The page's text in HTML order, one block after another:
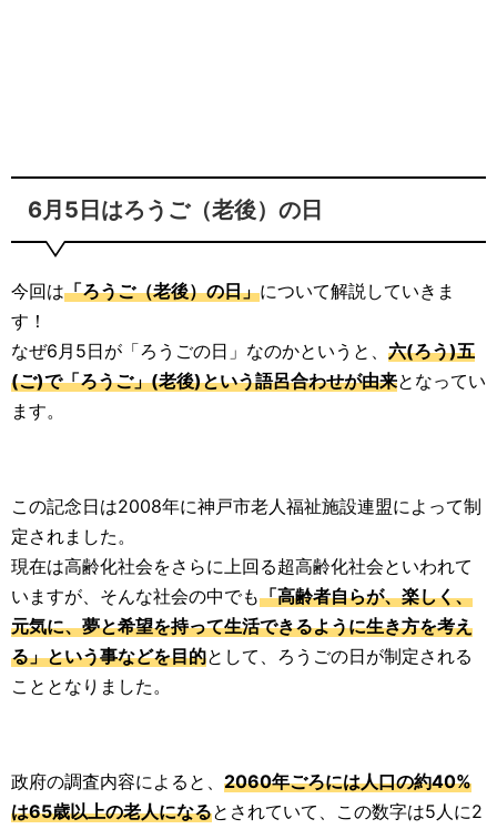
6月5日はろうご（老後）の日
今回は「ろうご（老後）の日」について解説していきま
す！
なぜ6月5日が「ろうごの日」なのかというと、 六(ろう)五
(ご)で「ろうご」(老後)という語呂合わせが由来となってい
ます。
この記念日は2008年に神戸市老人福祉施設連盟によって制
定されました。
現在は高齢化社会をさらに上回る超高齢化社会といわれて
いますが、そんな社会の中でも「高齢者自らが、楽しく、
元気に、夢と希望を持って生活できるように生き方を考え
る」という事などを目的として、ろうごの日が制定される
こととなりました。
政府の調査内容によると、 2060年ごろには人口の約40%
は65歳以上の老人になるとされていて、この数字は5人に2